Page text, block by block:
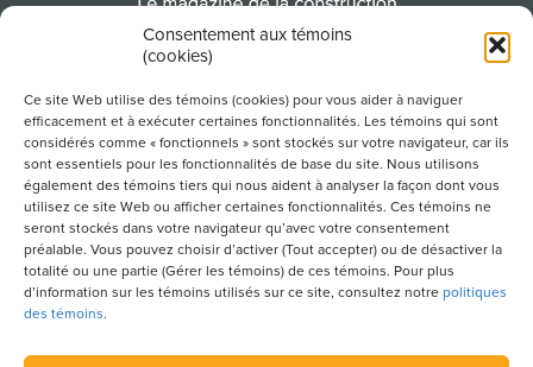
Consentement aux témoins
(cookies)
Ce site Web utilise des témoins (cookies) pour vous aider à naviguer
efficacement et à exécuter certaines fonctionnalités. Les témoins qui sont
considérés comme « fonctionnels » sont stockés sur votre navigateur, car ils
sont essentiels pour les fonctionnalités de base du site. Nous utilisons
également des témoins tiers qui nous aident à analyser la façon dont vous
utilisez ce site Web ou afficher certaines fonctionnalités. Ces témoins ne
seront stockés dans votre navigateur qu’avec votre consentement
préalable. Vous pouvez choisir d’activer (Tout accepter) ou de désactiver la
totalité ou une partie (Gérer les témoins) de ces témoins. Pour plus
d’information sur les témoins utilisés sur ce site, consultez notre politiques
des témoins.
Québec
POUR S’ABONNER À NOTRE INFOLETTRE
LIENS UTILES